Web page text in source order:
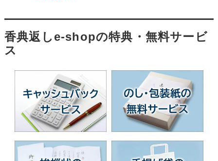
香典返しe-shopの特典・無料サービ
ス